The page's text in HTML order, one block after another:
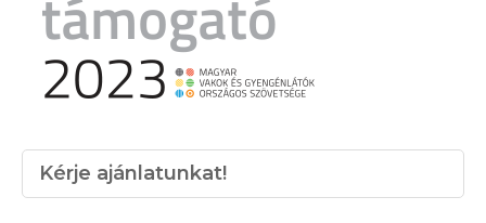
Kérje ajánlatunkat!